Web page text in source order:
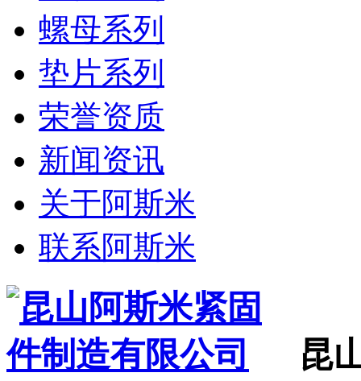
螺母系列
垫片系列
荣誉资质
新闻资讯
关于阿斯米
联系阿斯米
昆